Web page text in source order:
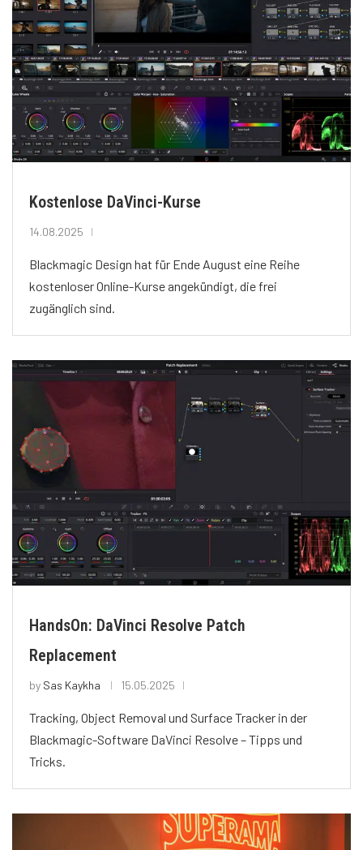
Kostenlose DaVinci-Kurse
14.08.2025
Blackmagic Design hat für Ende August eine Reihe
kostenloser Online-Kurse angekündigt, die frei
zugänglich sind.
HandsOn: DaVinci Resolve Patch
Replacement
by Sas Kaykha 15.05.2025
Tracking, Object Removal und Surface Tracker in der
Blackmagic-Software DaVinci Resolve – Tipps und
Tricks.